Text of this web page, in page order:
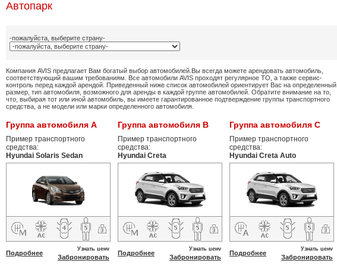
Автопарк
-пожалуйста, выберите страну-
Компания AVIS предлагает Вам богатый выбор автомобилей.Вы всегда можете арендовать автомобиль,
соответствующий вашим требованиям. Все автомобили AVIS проходят регулярное ТО, а также сервис-
контроль перед каждой арендой. Приведенный ниже список автомобилей ориентирует Вас на определенный
размер, тип автомобиля, возможного для аренды в каждой группе автомобилей. Обратите внимание на то,
что, выбирая тот или иной автомобиль, вы имеете гарантированное подтверждение группы транспортного
средства, а не модели или марки определенного автомобиля.
Группа автомобиля A
Пример транспортного
средства:
Hyundai Solaris Sedan
Подробнее
Узнать цену
Забронировать
Группа автомобиля B
Пример транспортного
средства:
Hyundai Creta
Подробнее
Узнать цену
Забронировать
Группа автомобиля C
Пример транспортного
средства:
Hyundai Creta Auto
Подробнее
Узнать цену
Забронировать